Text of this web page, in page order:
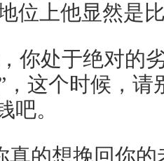
位上他显然是
你处于绝对的
这个时候，请
吧。